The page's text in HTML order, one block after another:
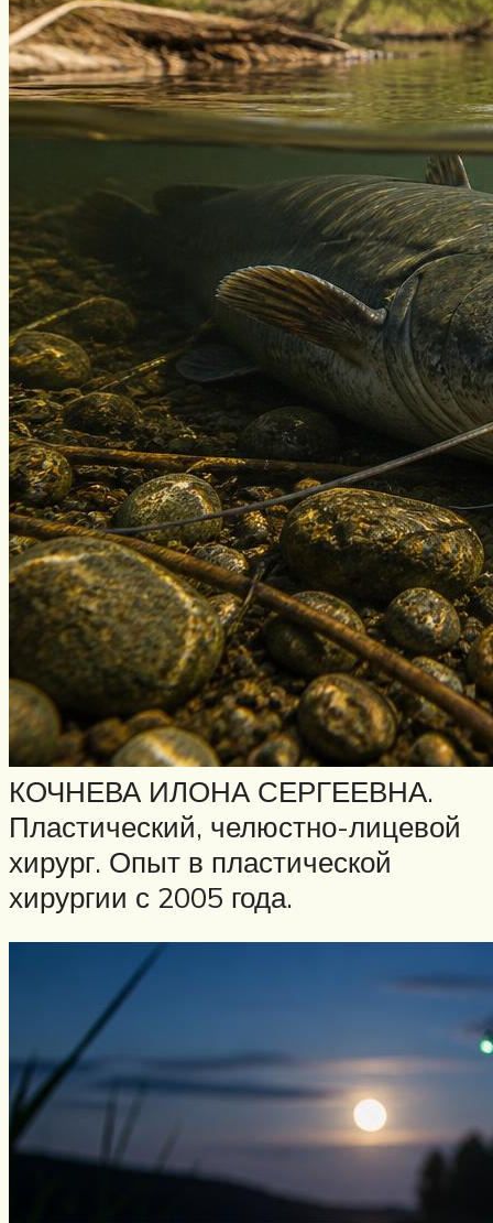
КОЧНЕВА ИЛОНА СЕРГЕЕВНА.
Пластический, челюстно-лицевой
хирург. Опыт в пластической
хирургии с 2005 года.